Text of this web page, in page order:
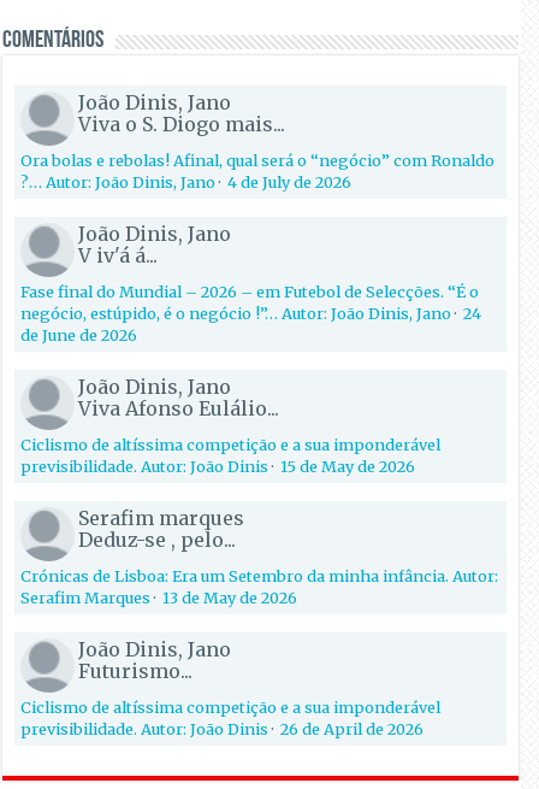
Comentários
João Dinis, Jano
Viva o S. Diogo mais...
Ora bolas e rebolas! Afinal, qual será o “negócio” com Ronaldo
?… Autor: João Dinis, Jano·4 de July de 2026
João Dinis, Jano
V iv'á á...
Fase final do Mundial – 2026 – em Futebol de Selecções. “É o
negócio, estúpido, é o negócio !”… Autor: João Dinis, Jano·24
de June de 2026
João Dinis, Jano
Viva Afonso Eulálio...
Ciclismo de altíssima competição e a sua imponderável
previsibilidade. Autor: João Dinis·15 de May de 2026
Serafim marques
Deduz-se , pelo...
Crónicas de Lisboa: Era um Setembro da minha infância. Autor:
Serafim Marques·13 de May de 2026
João Dinis, Jano
Futurismo...
Ciclismo de altíssima competição e a sua imponderável
previsibilidade. Autor: João Dinis·26 de April de 2026